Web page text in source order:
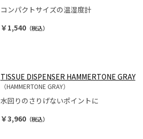
コンパクトサイズの温湿度計
￥1,540（税込）
TISSUE DISPENSER HAMMERTONE GRAY
（HAMMERTONE GRAY）
水回りのさりげないポイントに
￥3,960（税込）